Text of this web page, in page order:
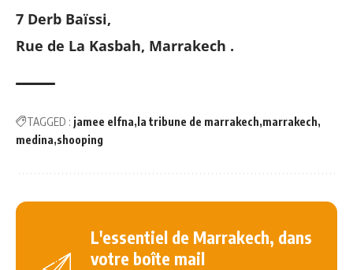
7 Derb Baïssi,
Rue de La Kasbah, Marrakech .
TAGGED : jamee elfna la tribune de marrakech marrakech
medina shooping
L'essentiel de Marrakech, dans
votre boîte mail